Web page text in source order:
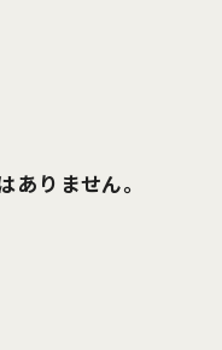
りません。